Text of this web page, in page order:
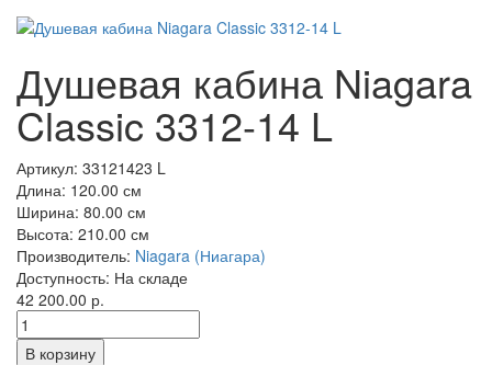
Душевая кабина Niagara
Classic 3312-14 L
Артикул: 33121423 L
Длина: 120.00 см
Ширина: 80.00 см
Высота: 210.00 см
Производитель: Niagara (Ниагара)
Доступность: На складе
42 200.00 р.